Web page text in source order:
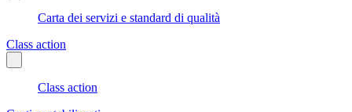
Carta dei servizi e standard di qualità
Class action
Class action